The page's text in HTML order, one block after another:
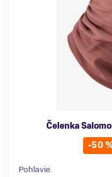
Čelenka
-50
Pohlavie